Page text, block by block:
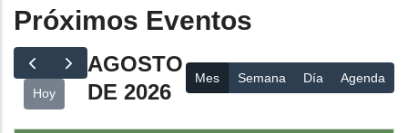
Próximos Eventos
Hoy
AGOSTO
DE 2026
Mes Semana Día Agenda